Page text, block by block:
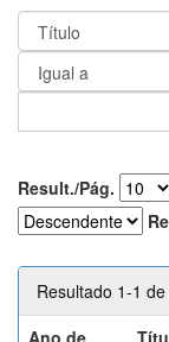
Result./Pág.
Resultado 1-1 de
Ano de